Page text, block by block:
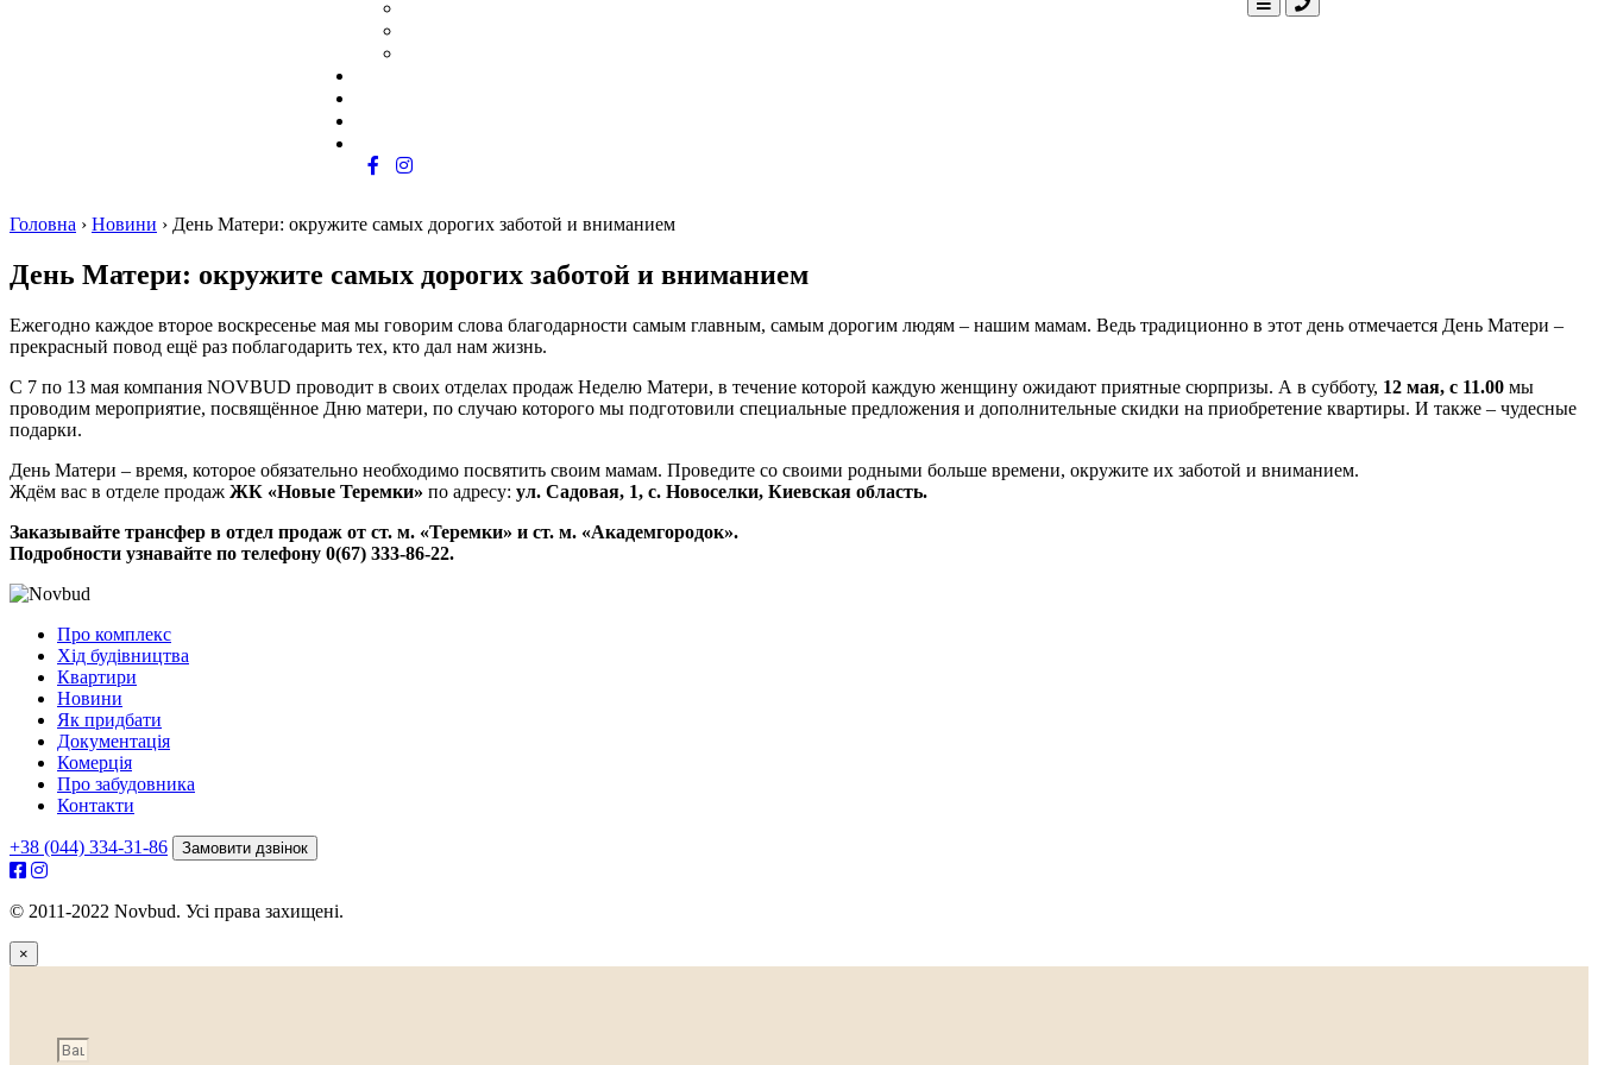
Головна › Новини › День Матери: окружите самых дорогих заботой и вниманием
День Матери: окружите самых дорогих заботой и вниманием
Ежегодно каждое второе воскресенье мая мы говорим слова благодарности самым главным, самым дорогим людям – нашим мамам. Ведь традиционно в этот день отмечается День Матери –
прекрасный повод ещё раз поблагодарить тех, кто дал нам жизнь.
С 7 по 13 мая компания NOVBUD проводит в своих отделах продаж Неделю Матери, в течение которой каждую женщину ожидают приятные сюрпризы. А в субботу, 12 мая, с 11.00 мы
проводим мероприятие, посвящённое Дню матери, по случаю которого мы подготовили специальные предложения и дополнительные скидки на приобретение квартиры. И также – чудесные
подарки.
День Матери – время, которое обязательно необходимо посвятить своим мамам. Проведите со своими родными больше времени, окружите их заботой и вниманием.
Ждём вас в отделе продаж ЖК «Новые Теремки» по адресу: ул. Садовая, 1, с. Новоселки, Киевская область.
Заказывайте трансфер в отдел продаж от ст. м. «Теремки» и ст. м. «Академгородок».
Подробности узнавайте по телефону ‎‎0(67) 333-86-22.
Про комплекс
Хід будівництва
Квартири
Новини
Як придбати
Документація
Комерція
Про забудовника
Контакти
+38 (044) 334-31-86 Замовити дзвінок
© 2011-2022 Novbud. Усі права захищені.
×